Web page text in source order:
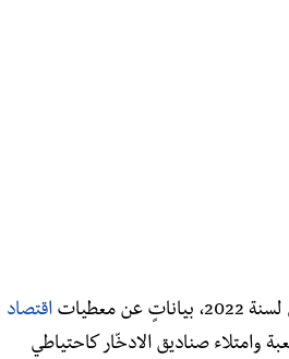
اقتصاد
وامتلاء صناديق الادخّار كاحتياطي